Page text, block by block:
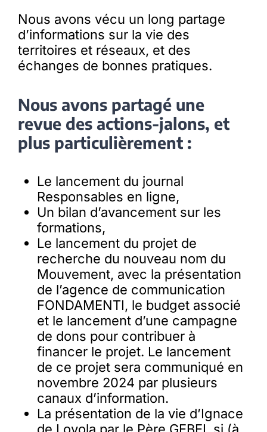
Nous avons vécu un long partage
d’informations sur la vie des
territoires et réseaux, et des
échanges de bonnes pratiques.
Nous avons partagé une
revue des actions-jalons, et
plus particulièrement :
Le lancement du journal
Responsables en ligne,
Un bilan d’avancement sur les
formations,
Le lancement du projet de
recherche du nouveau nom du
Mouvement, avec la présentation
de l’agence de communication
FONDAMENTI, le budget associé
et le lancement d’une campagne
de dons pour contribuer à
financer le projet. Le lancement
de ce projet sera communiqué en
novembre 2024 par plusieurs
canaux d’information.
La présentation de la vie d’Ignace